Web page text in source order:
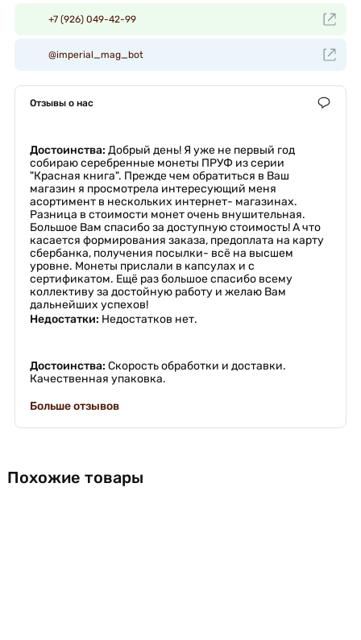
+7 (926) 049-42-99
@imperial_mag_bot
Отзывы о нас
Достоинства: Добрый день! Я уже не первый год
собираю серебренные монеты ПРУФ из серии
"Красная книга". Прежде чем обратиться в Ваш
магазин я просмотрела интересующий меня
асортимент в нескольких интернет- магазинах.
Разница в стоимости монет очень внушительная.
Большое Вам спасибо за доступную стоимость! А что
касается формирования заказа, предоплата на карту
сбербанка, получения посылки- всё на высшем
уровне. Монеты прислали в капсулах и с
сертификатом. Ещё раз большое спасибо всему
коллективу за достойную работу и желаю Вам
дальнейших успехов!
Недостатки: Недостатков нет.
Достоинства: Скорость обработки и доставки.
Качественная упаковка.
Больше отзывов
Похожие товары